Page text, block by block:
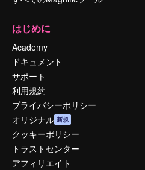
はじめに
Academy
ドキュメント
サポート
利用規約
プライバシーポリシー
オリジナル 新規
クッキーポリシー
トラストセンター
アフィリエイト